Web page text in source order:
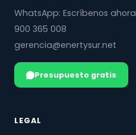
WhatsApp: Escríbenos ahora
900 365 008
gerencia@enertysur.net
Presupuesto gratis
LEGAL